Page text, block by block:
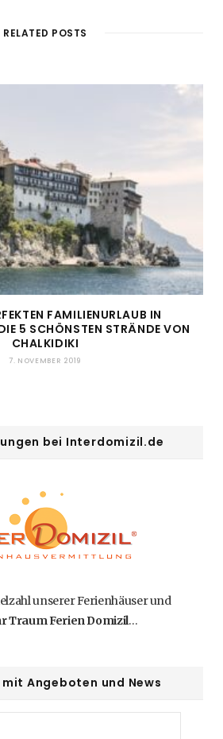
RELATED POSTS
FAMILIENURLAUB IN
5 SCHÖNSTEN STRÄNDE VON
CHALKIDIKI
7. NOVEMBER 2019
bei Interdomizil.de
unserer Ferienhäuser und
Traum Ferien Domizil…
Angeboten und News